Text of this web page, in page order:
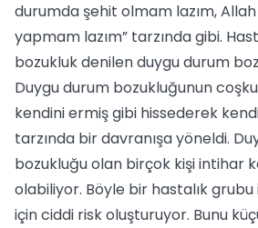
durumda şehit olmam lazım,
yapmam lazım” tarzında gibi.
bozukluk denilen duygu durum
Duygu durum bozukluğunun
kendini ermiş gibi hissederek
tarzında bir davranışa yöneldi.
bozukluğu olan birçok kişi intihar
olabiliyor. Böyle bir hastalık
için ciddi risk oluşturuyor. Bunu